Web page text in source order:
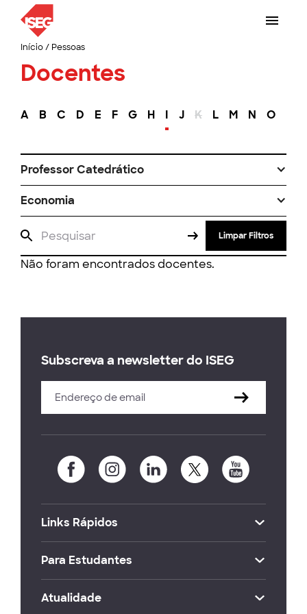
Início/ Pessoas
Docentes
A B C D E F G H I J K L M N O
Professor Catedrático
Economia
Limpar Filtros
Não foram encontrados docentes.
Subscreva a newsletter do ISEG
Links Rápidos
Para Estudantes
Atualidade